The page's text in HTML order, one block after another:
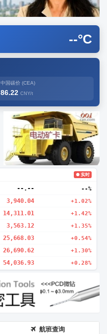
--°C
中国碳价 (CEA)
86.22 CNY/t
创新
● 实时
--.-- --%
3,940.04 +1.02%
14,311.01 +1.42%
3,563.12 +1.35%
25,668.03 +0.54%
26,690.62 +1.30%
54,036.93 +0.28%
航班查询